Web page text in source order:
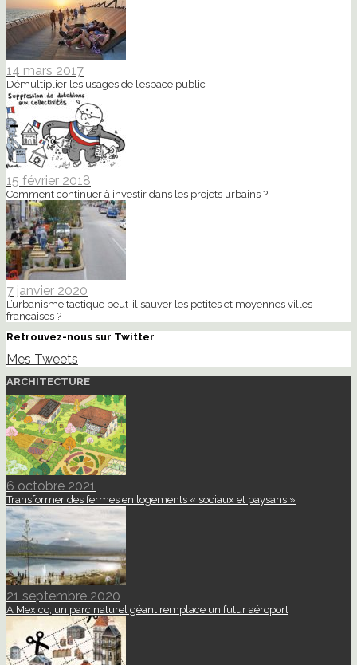
14 mars 2017
Démultiplier les usages de l’espace public
15 février 2018
Comment continuer à investir dans les projets urbains ?
7 janvier 2020
L’urbanisme tactique peut-il sauver les petites et moyennes villes
françaises ?
Retrouvez-nous sur Twitter
Mes Tweets
ARCHITECTURE
6 octobre 2021
Transformer des fermes en logements « sociaux et paysans »
21 septembre 2020
A Mexico, un parc naturel géant remplace un futur aéroport